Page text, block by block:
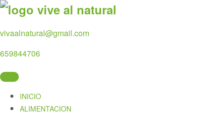
Skip
content
vivaalnatural@gmail.com
659844706
INICIO
ALIMENTACION